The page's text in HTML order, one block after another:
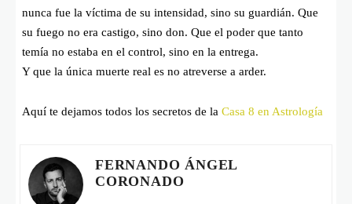
nunca fue la víctima de su intensidad, sino su guardián. Que
su fuego no era castigo, sino don. Que el poder que tanto
temía no estaba en el control, sino en la entrega.
Y que la única muerte real es no atreverse a arder.
Aquí te dejamos todos los secretos de la Casa 8 en Astrología
FERNANDO ÁNGEL
CORONADO